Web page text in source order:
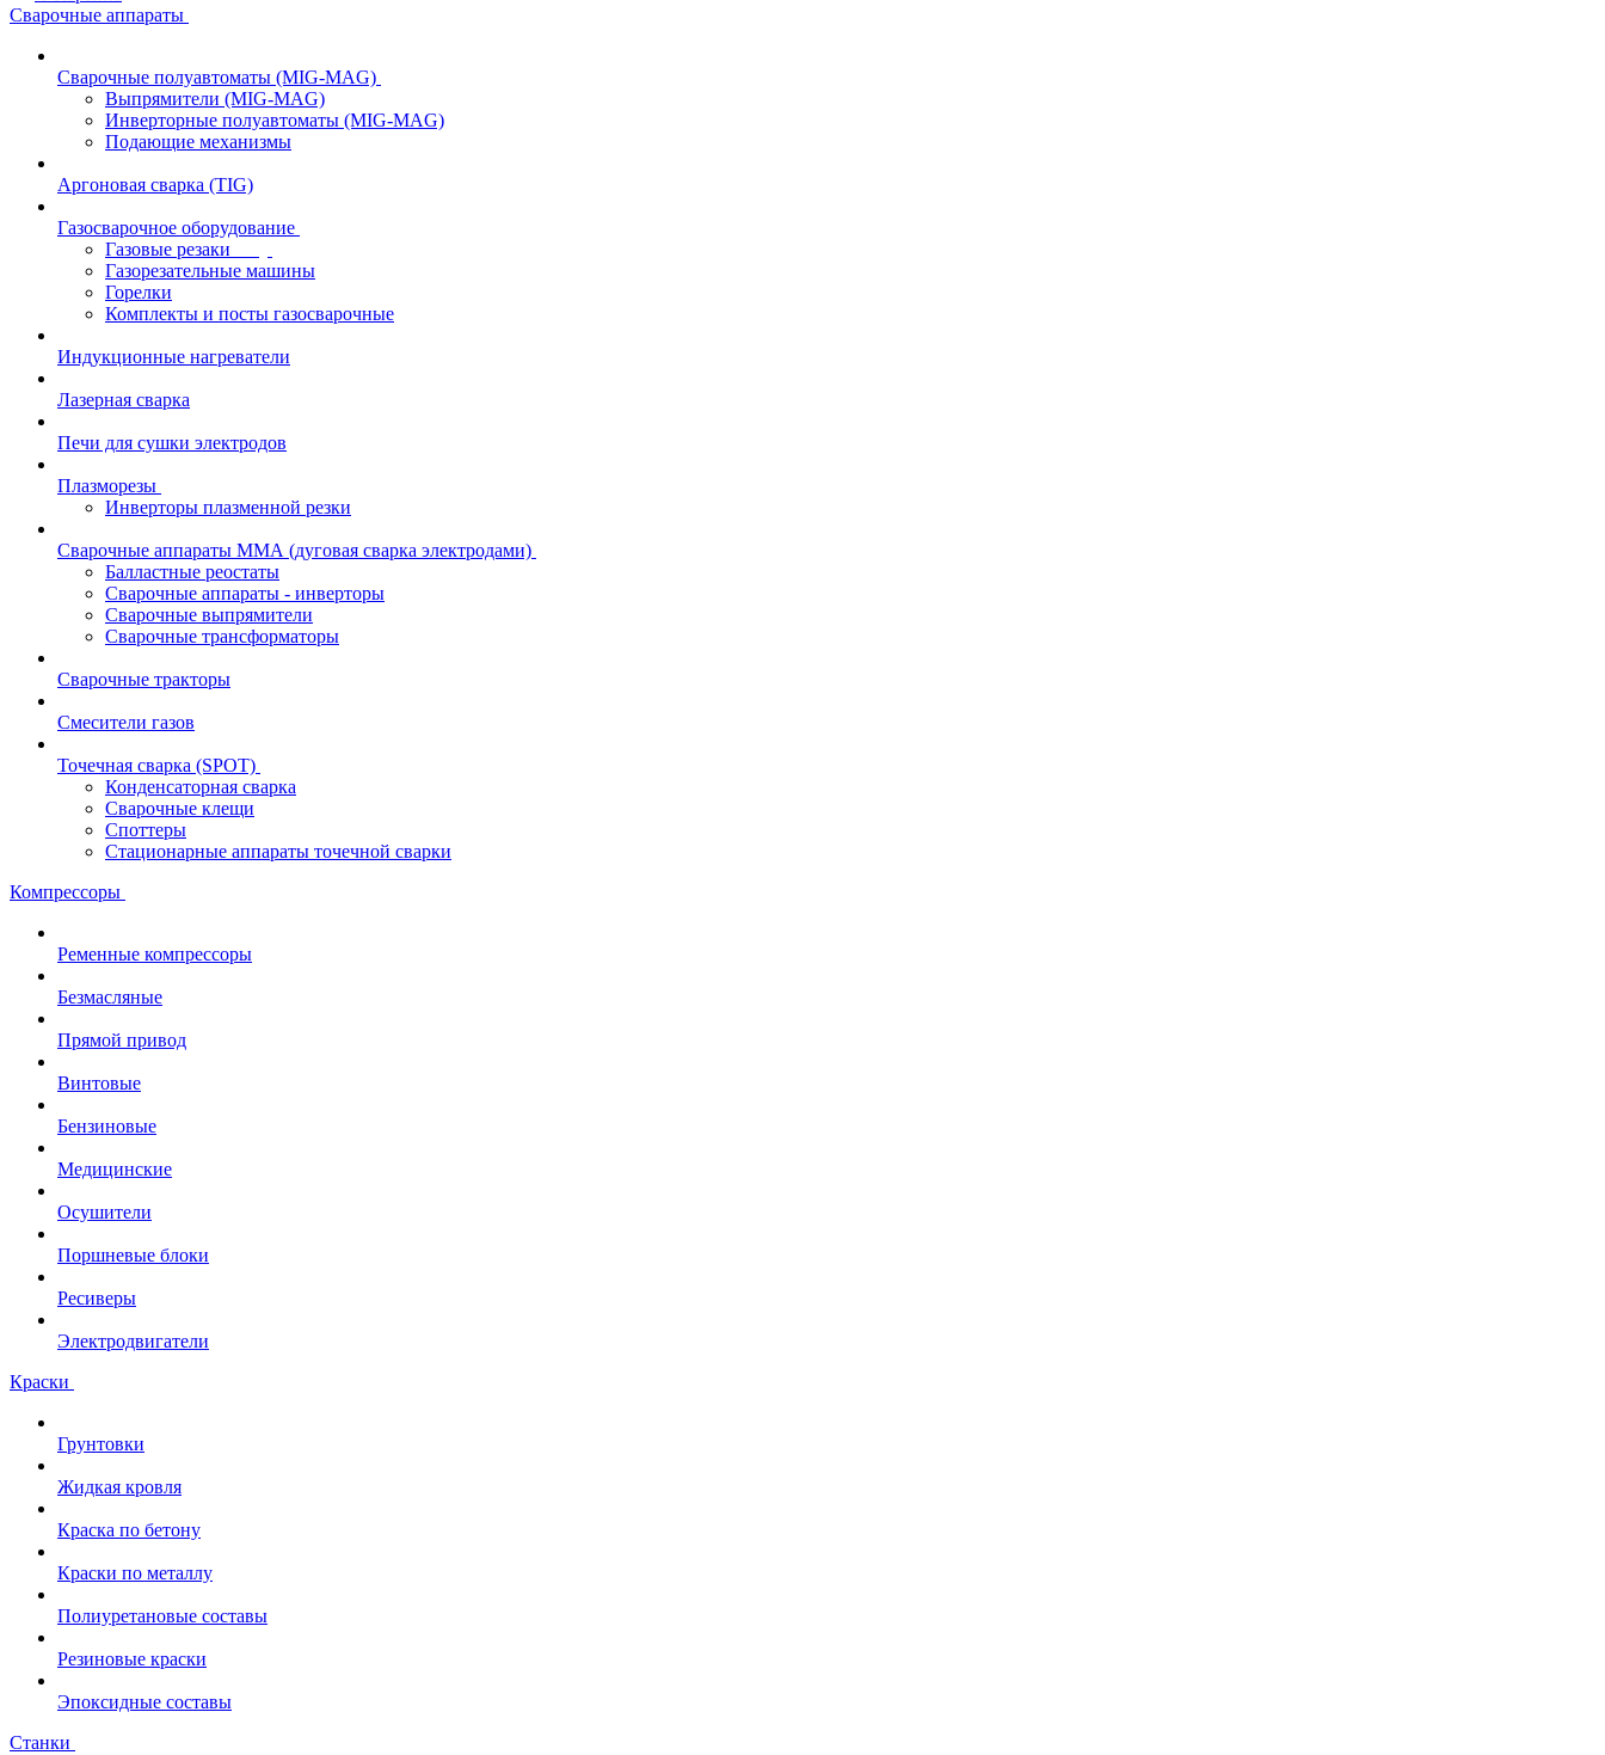
Сварочные аппараты
Сварочные полуавтоматы (MIG-MAG)
Выпрямители (MIG-MAG)
Инверторные полуавтоматы (MIG-MAG)
Подающие механизмы
Аргоновая сварка (TIG)
Газосварочное оборудование
Газовые резаки
Газорезательные машины
Горелки
Комплекты и посты газосварочные
Индукционные нагреватели
Лазерная сварка
Печи для сушки электродов
Плазморезы
Инверторы плазменной резки
Сварочные аппараты ММА (дуговая сварка электродами)
Балластные реостаты
Сварочные аппараты - инверторы
Сварочные выпрямители
Сварочные трансформаторы
Сварочные тракторы
Смесители газов
Точечная сварка (SPOT)
Конденсаторная сварка
Сварочные клещи
Споттеры
Стационарные аппараты точечной сварки
Компрессоры
Ременные компрессоры
Безмасляные
Прямой привод
Винтовые
Бензиновые
Медицинские
Осушители
Поршневые блоки
Ресиверы
Электродвигатели
Краски
Грунтовки
Жидкая кровля
Краска по бетону
Краски по металлу
Полиуретановые составы
Резиновые краски
Эпоксидные составы
Станки